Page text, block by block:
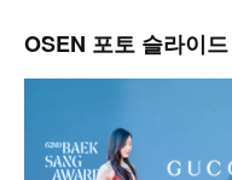
OSEN 포토 슬라이드